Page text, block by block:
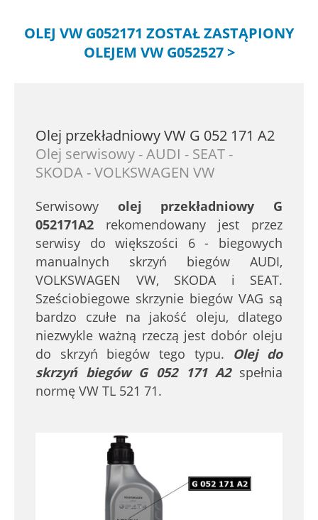
OLEJ VW G052171 ZOSTAŁ ZASTĄPIONY
OLEJEM VW G052527 >
Olej przekładniowy VW G 052 171 A2
Olej serwisowy - AUDI - SEAT -
SKODA - VOLKSWAGEN VW
Serwisowy olej przekładniowy G
052171A2 rekomendowany jest przez
serwisy do większości 6 - biegowych
manualnych skrzyń biegów AUDI,
VOLKSWAGEN VW, SKODA i SEAT.
Sześciobiegowe skrzynie biegów VAG są
bardzo czułe na jakość oleju, dlatego
niezwykle ważną rzeczą jest dobór oleju
do skrzyń biegów tego typu. Olej do
skrzyń biegów G 052 171 A2spełnia
normę VW TL 521 71.